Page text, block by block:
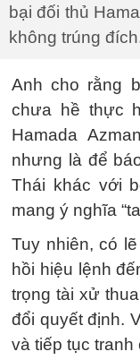
bại đối thủ
không trúng
Anh cho rằng
chưa hề thực
Hamada
nhưng là để
Thái khác với
mang ý nghĩa
Tuy nhiên, có
hồi hiệu lệnh
trọng tài xử
đổi quyết định.
và tiếp tục tranh